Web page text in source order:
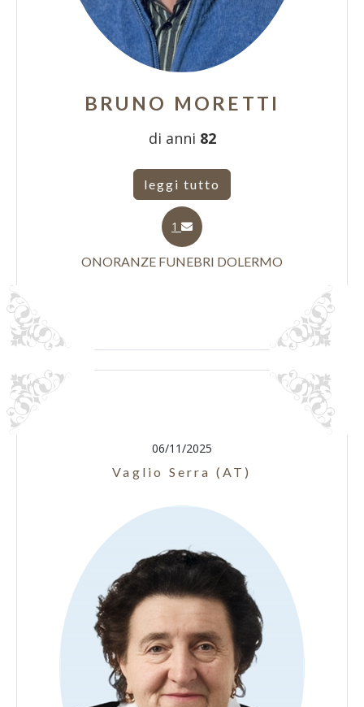
BRUNO MORETTI
di anni 82
leggi tutto
1
ONORANZE FUNEBRI DOLERMO
06/11/2025
Vaglio Serra (AT)